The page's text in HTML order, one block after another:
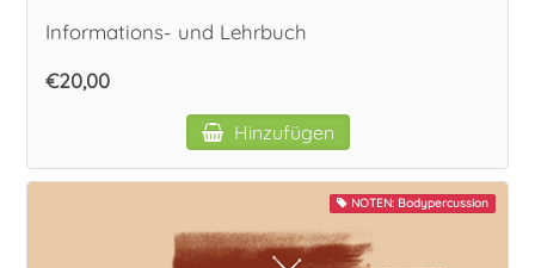
Informations- und Lehrbuch
€20,00
Hinzufügen
NOTEN: Bodypercussion